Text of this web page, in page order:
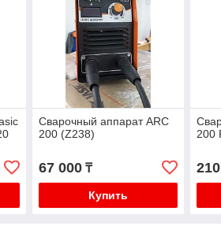
Сварочный аппарат ARC
200 (Z238)
67 000₸
Купить
200